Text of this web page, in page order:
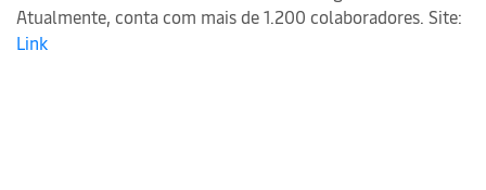
Atualmente, conta com mais de 1.200 colaboradores. Site:
Link